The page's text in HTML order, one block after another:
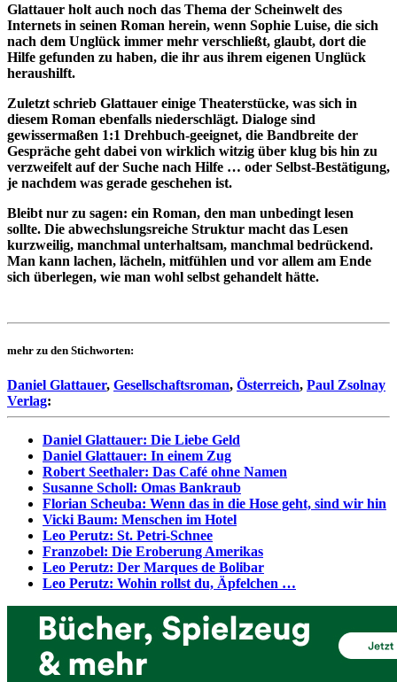
Glattauer holt auch noch das Thema der Scheinwelt des
Internets in seinen Roman herein, wenn Sophie Luise, die sich
nach dem Unglück immer mehr verschließt, glaubt, dort die
Hilfe gefunden zu haben, die ihr aus ihrem eigenen Unglück
heraushilft.
Zuletzt schrieb Glattauer einige Theaterstücke, was sich in
diesem Roman ebenfalls niederschlägt. Dialoge sind
gewissermaßen 1:1 Drehbuch-geeignet, die Bandbreite der
Gespräche geht dabei von wirklich witzig über klug bis hin zu
verzweifelt auf der Suche nach Hilfe … oder Selbst-Bestätigung,
je nachdem was gerade geschehen ist.
Bleibt nur zu sagen: ein Roman, den man unbedingt lesen
sollte. Die abwechslungsreiche Struktur macht das Lesen
kurzweilig, manchmal unterhaltsam, manchmal bedrückend.
Man kann lachen, lächeln, mitfühlen und vor allem am Ende
sich überlegen, wie man wohl selbst gehandelt hätte.
mehr zu den Stichworten:
Daniel Glattauer, Gesellschaftsroman, Österreich, Paul Zsolnay
Verlag:
Daniel Glattauer: Die Liebe Geld
Daniel Glattauer: In einem Zug
Robert Seethaler: Das Café ohne Namen
Susanne Scholl: Omas Bankraub
Florian Scheuba: Wenn das in die Hose geht, sind wir hin
Vicki Baum: Menschen im Hotel
Leo Perutz: St. Petri-Schnee
Franzobel: Die Eroberung Amerikas
Leo Perutz: Der Marques de Bolibar
Leo Perutz: Wohin rollst du, Äpfelchen …